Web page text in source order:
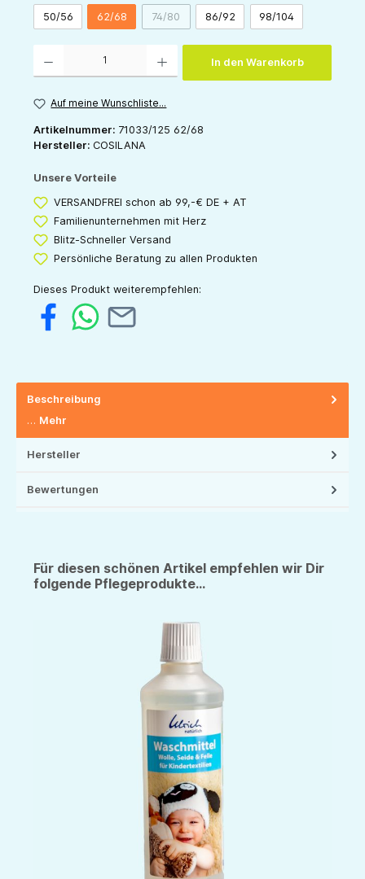
50/56 62/68 74/80(Diese Option ist zurzeit nicht verfügbar.)
86/92 98/104
In den Warenkorb
Auf meine Wunschliste...
Artikelnummer: 71033/125 62/68
Hersteller: COSILANA
Unsere Vorteile
VERSANDFREI schon ab 99,-€ DE + AT
Familienunternehmen mit Herz
Blitz-Schneller Versand
Persönliche Beratung zu allen Produkten
Dieses Produkt weiterempfehlen:
Beschreibung
… Mehr
Hersteller
Bewertungen
Für diesen schönen Artikel empfehlen wir Dir
folgende Pflegeprodukte...